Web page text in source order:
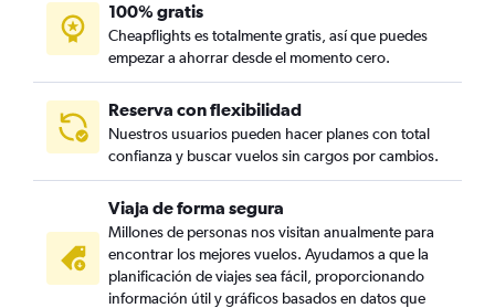
100% gratis
Cheapflights es totalmente gratis, así que puedes
empezar a ahorrar desde el momento cero.
Reserva con flexibilidad
Nuestros usuarios pueden hacer planes con total
confianza y buscar vuelos sin cargos por cambios.
Viaja de forma segura
Millones de personas nos visitan anualmente para
encontrar los mejores vuelos. Ayudamos a que la
planificación de viajes sea fácil, proporcionando
información útil y gráficos basados en datos que